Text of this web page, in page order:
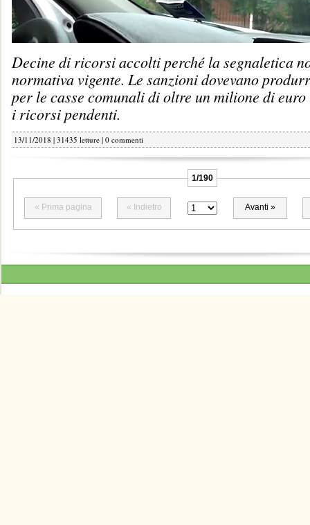
Decine di ricorsi accolti perché la segnaletica
normativa vigente. Le sanzioni dovevano
per le casse comunali di oltre un milione di
i ricorsi pendenti.
13/11/2018 | 31435 letture | 0 commenti
1/190
« Prima pagina « Indietro Avanti »